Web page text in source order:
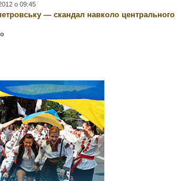
о 09:45
— скандал навколо центрального